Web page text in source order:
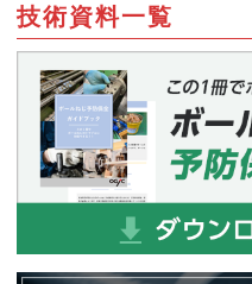
技術資料一覧